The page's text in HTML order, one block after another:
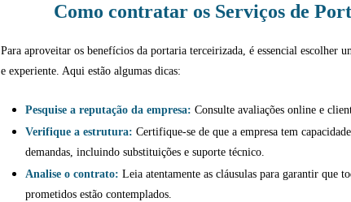
Como contratar os Serviços de
Para aproveitar os benefícios da portaria terceirizada, é essencial escolher
e experiente. Aqui estão algumas dicas:
Pesquise a reputação da empresa: Consulte avaliações online e
Verifique a estrutura: Certifique-se de que a empresa tem
demandas, incluindo substituições e suporte técnico.
Analise o contrato: Leia atentamente as cláusulas para garantir que
prometidos estão contemplados.